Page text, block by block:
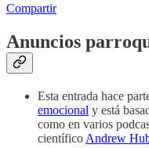
Compartir
Anuncios
Esta entrada hace
emocional y está
como en varios
científico Andrew